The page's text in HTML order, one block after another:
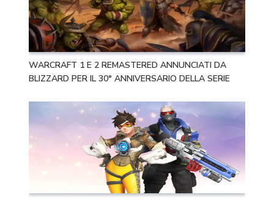
WARCRAFT 1 E 2 REMASTERED ANNUNCIATI DA
BLIZZARD PER IL 30° ANNIVERSARIO DELLA SERIE